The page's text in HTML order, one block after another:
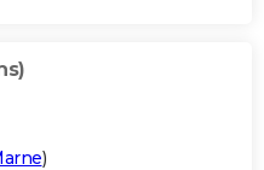
)